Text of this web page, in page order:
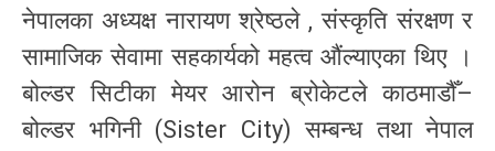
नेपालका अध्यक्ष नारायण श्रेष्ठले , संस्कृति संरक्षण र
सामाजिक सेवामा सहकार्यको महत्व औंल्याएका थिए ।
बोल्डर सिटीका मेयर आरोन ब्रोकेटले काठमाडौँ–
बोल्डर भगिनी (Sister City) सम्बन्ध तथा नेपाल